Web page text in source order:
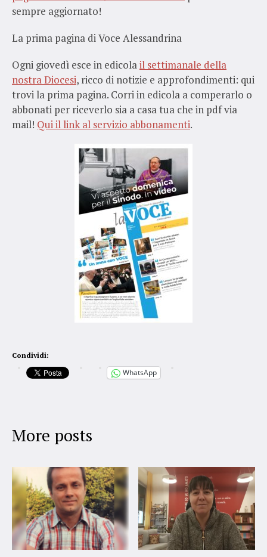
sempre aggiornato!
La prima pagina di Voce Alessandrina
Ogni giovedì esce in edicolail settimanale della
nostra Diocesi, ricco di notizie e approfondimenti: qui
trovi la prima pagina. Corri in edicola a comperarlo o
abbonati per riceverlo sia a casa tua che in pdf via
mail! Qui il link al servizio abbonamenti.
Condividi:
WhatsApp
More posts